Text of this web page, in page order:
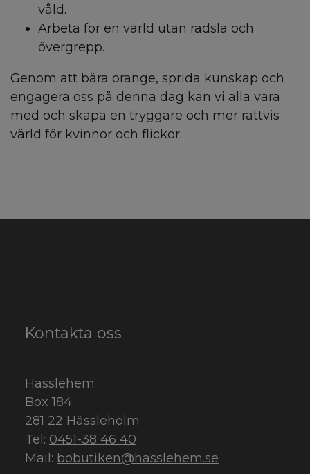
våld.
Arbeta för en värld utan rädsla och
övergrepp.
Genom att bära orange, sprida kunskap och
engagera oss på denna dag kan vi alla vara
med och skapa en tryggare och mer rättvis
värld för kvinnor och flickor.
Kontakta oss
Hässlehem
Box 184
281 22 Hässleholm
Tel: 0451-38 46 40
Mail: bobutiken@hasslehem.se